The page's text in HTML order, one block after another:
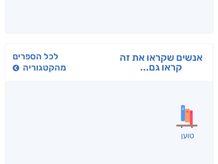
אנשים שקראו את זה
קראו גם...
לכל הספרים
מהקטגוריה
טוען